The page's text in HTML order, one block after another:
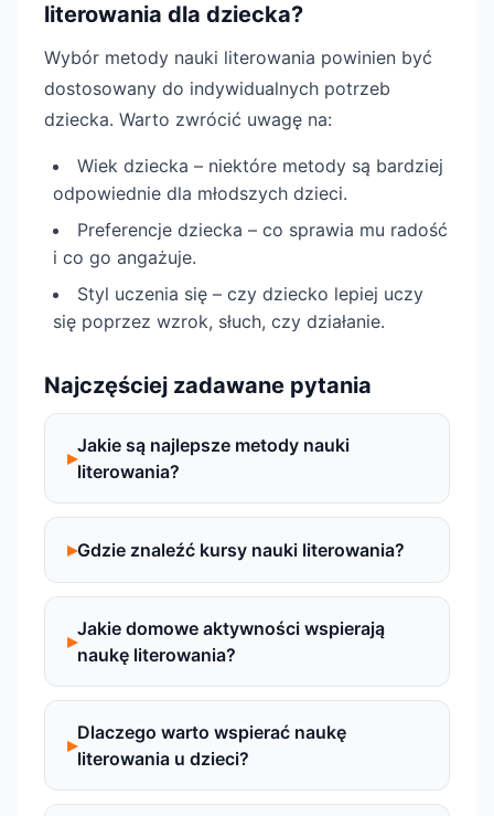
literowania dla dziecka?
Wybór metody nauki literowania powinien być
dostosowany do indywidualnych potrzeb
dziecka. Warto zwrócić uwagę na:
Wiek dziecka – niektóre metody są bardziej
odpowiednie dla młodszych dzieci.
Preferencje dziecka – co sprawia mu radość
i co go angażuje.
Styl uczenia się – czy dziecko lepiej uczy
się poprzez wzrok, słuch, czy działanie.
Najczęściej zadawane pytania
Jakie są najlepsze metody nauki
literowania?
Gdzie znaleźć kursy nauki literowania?
Jakie domowe aktywności wspierają
naukę literowania?
Dlaczego warto wspierać naukę
literowania u dzieci?